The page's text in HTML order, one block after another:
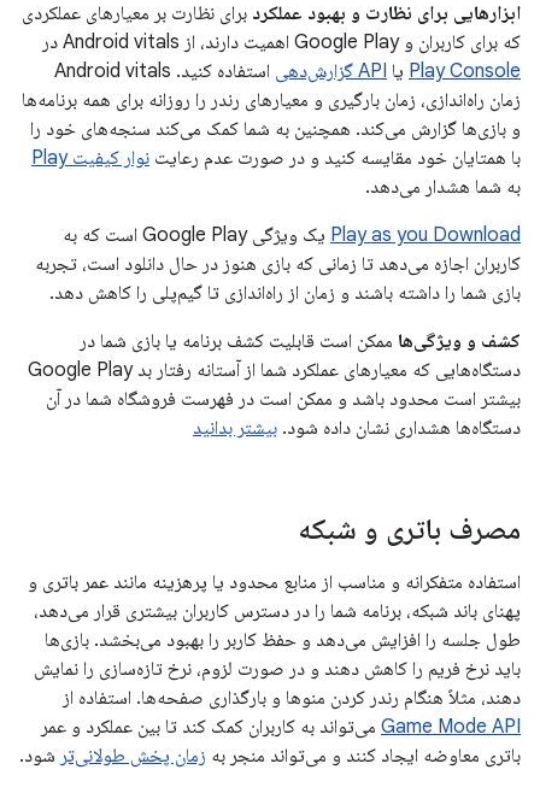
ابزارهایی برای نظارت و بهبود عملکرد برای نظارت بر معیارهای عملکردی
که برای کاربران و Google Play اهمیت دارند، از Android vitals در
Play Console یا API گزارش‌دهی
استفاده کنید. Android vitals
زمان راه‌اندازی، زمان بارگیری و معیارهای رندر را روزانه برای همه برنامه‌ها
و بازی‌ها گزارش می‌کند. همچنین به شما کمک می‌کند سنجه‌های خود را
با همتایان خود مقایسه کنید و در صورت عدم رعایت نوار کیفیت Play
به شما هشدار می‌دهد.
Play as you Download
یک ویژگی Google Play است که به
کاربران اجازه می‌دهد تا زمانی که بازی هنوز در حال دانلود است، تجربه
بازی شما را داشته باشند و زمان از راه‌اندازی تا گیم‌پلی را کاهش دهد.
کشف و ویژگی‌ها ممکن است قابلیت کشف برنامه یا بازی شما در
دستگاه‌هایی که معیارهای عملکرد شما از آستانه رفتار بد Google Play
بیشتر است محدود باشد و ممکن است در فهرست فروشگاه شما در آن
دستگاه‌ها هشداری نشان داده شود. بیشتر بدانید
مصرف باتری و شبکه
استفاده متفکرانه و مناسب از منابع محدود یا پرهزینه مانند عمر باتری و
پهنای باند شبکه، برنامه شما را در دسترس کاربران بیشتری قرار می‌دهد،
طول جلسه را افزایش می‌دهد و حفظ کاربر را بهبود می‌بخشد. بازی‌ها
باید نرخ فریم را کاهش دهند و در صورت لزوم، نرخ تازه‌سازی را نمایش
دهند، مثلاً هنگام رندر کردن منوها و بارگذاری صفحه‌ها. استفاده از
Game Mode API می‌تواند به کاربران کمک کند تا بین عملکرد و عمر
باتری معاوضه ایجاد کنند و می‌تواند منجر به زمان پخش طولانی‌تر شود.